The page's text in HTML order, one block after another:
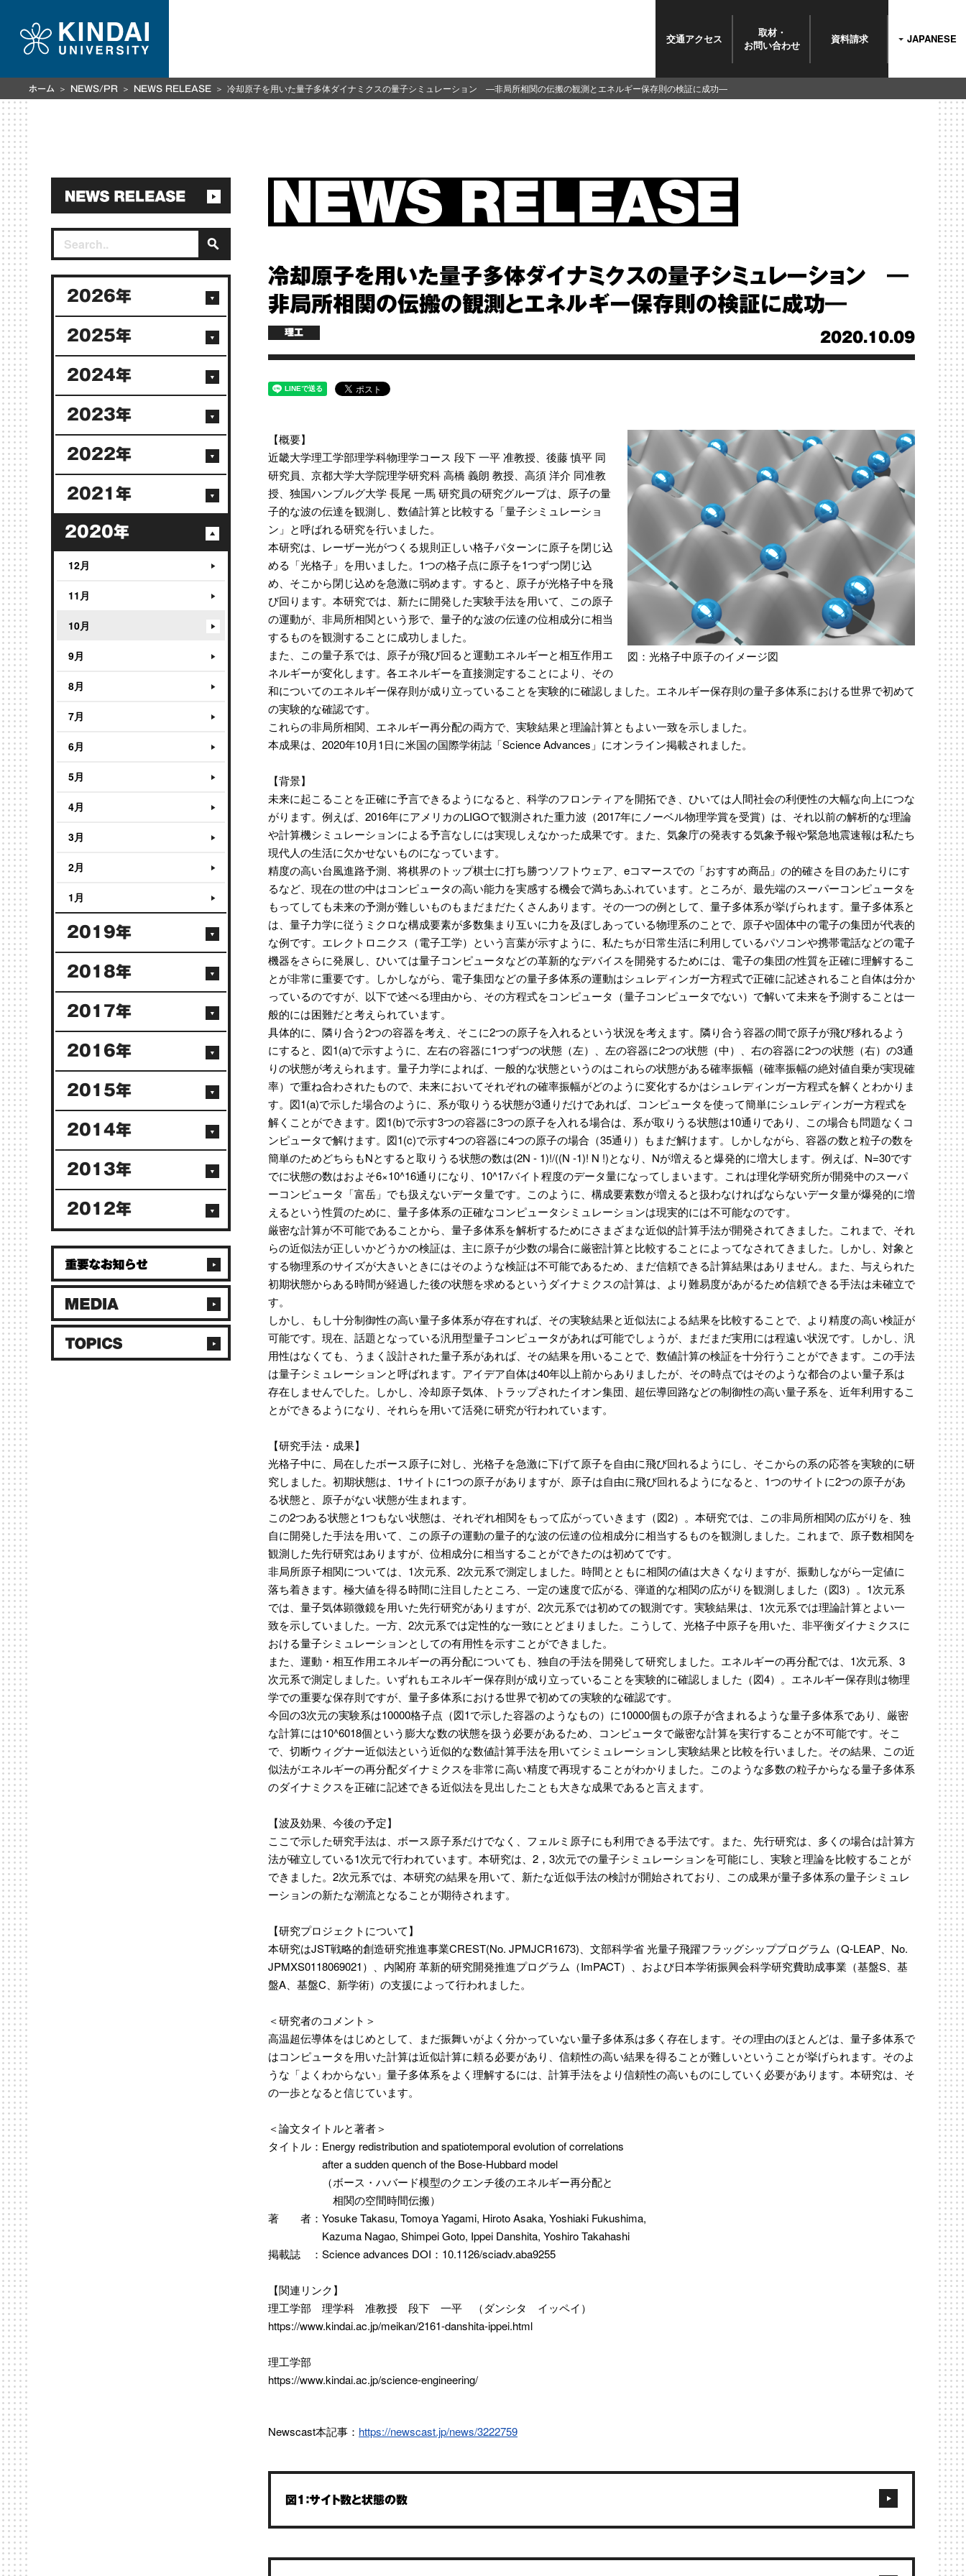
交通アクセス
取材・
お問い合わせ 資料請求 JAPANESE
ホーム NEWS/PR NEWS RELEASE 冷却原子を用いた量子多体ダイナミクスの量子シミュレーション ―非局所相関の伝搬の観測とエネルギー保存則の検証に成功―
冷却原子を用いた量子多体ダイナミクスの量子シミュレーション ―
非局所相関の伝搬の観測とエネルギー保存則の検証に成功―
2020.10.09
理工
図：光格子中原子のイメージ図
【概要】
近畿大学理工学部理学科物理学コース 段下 一平 准教授、後藤 慎平 同
研究員、京都大学大学院理学研究科 高橋 義朗 教授、高須 洋介 同准教
授、独国ハンブルグ大学 長尾 一馬 研究員の研究グループは、原子の量
子的な波の伝達を観測し、数値計算と比較する「量子シミュレーショ
ン」と呼ばれる研究を行いました。
本研究は、レーザー光がつくる規則正しい格子パターンに原子を閉じ込
める「光格子」を用いました。1つの格子点に原子を1つずつ閉じ込
め、そこから閉じ込めを急激に弱めます。すると、原子が光格子中を飛
び回ります。本研究では、新たに開発した実験手法を用いて、この原子
の運動が、非局所相関という形で、量子的な波の伝達の位相成分に相当
するものを観測することに成功しました。
また、この量子系では、原子が飛び回ると運動エネルギーと相互作用エ
ネルギーが変化します。各エネルギーを直接測定することにより、その
和についてのエネルギー保存則が成り立っていることを実験的に確認しました。エネルギー保存則の量子多体系における世界で初めて
の実験的な確認です。
これらの非局所相関、エネルギー再分配の両方で、実験結果と理論計算ともよい一致を示しました。
本成果は、2020年10月1日に米国の国際学術誌「Science Advances」にオンライン掲載されました。
【背景】
未来に起こることを正確に予言できるようになると、科学のフロンティアを開拓でき、ひいては人間社会の利便性の大幅な向上につな
がります。例えば、2016年にアメリカのLIGOで観測された重力波（2017年にノーベル物理学賞を受賞）は、それ以前の解析的な理論
や計算機シミュレーションによる予言なしには実現しえなかった成果です。また、気象庁の発表する気象予報や緊急地震速報は私たち
現代人の生活に欠かせないものになっています。
精度の高い台風進路予測、将棋界のトップ棋士に打ち勝つソフトウェア、eコマースでの「おすすめ商品」の的確さを目のあたりにす
るなど、現在の世の中はコンピュータの高い能力を実感する機会で満ちあふれています。ところが、最先端のスーパーコンピュータを
もってしても未来の予測が難しいものもまだまだたくさんあります。その一つの例として、量子多体系が挙げられます。量子多体系と
は、量子力学に従うミクロな構成要素が多数集まり互いに力を及ぼしあっている物理系のことで、原子や固体中の電子の集団が代表的
な例です。エレクトロニクス（電子工学）という言葉が示すように、私たちが日常生活に利用しているパソコンや携帯電話などの電子
機器をさらに発展し、ひいては量子コンピュータなどの革新的なデバイスを開発するためには、電子の集団の性質を正確に理解するこ
とが非常に重要です。しかしながら、電子集団などの量子多体系の運動はシュレディンガー方程式で正確に記述されること自体は分か
っているのですが、以下で述べる理由から、その方程式をコンピュータ（量子コンピュータでない）で解いて未来を予測することは一
般的には困難だと考えられています。
具体的に、隣り合う2つの容器を考え、そこに2つの原子を入れるという状況を考えます。隣り合う容器の間で原子が飛び移れるよう
にすると、図1(a)で示すように、左右の容器に1つずつの状態（左）、左の容器に2つの状態（中）、右の容器に2つの状態（右）の3通
りの状態が考えられます。量子力学によれば、一般的な状態というのはこれらの状態がある確率振幅（確率振幅の絶対値自乗が実現確
率）で重ね合わされたもので、未来においてそれぞれの確率振幅がどのように変化するかはシュレディンガー方程式を解くとわかりま
す。図1(a)で示した場合のように、系が取りうる状態が3通りだけであれば、コンピュータを使って簡単にシュレディンガー方程式を
解くことができます。図1(b)で示す3つの容器に3つの原子を入れる場合は、系が取りうる状態は10通りであり、この場合も問題なくコ
ンピュータで解けます。図1(c)で示す4つの容器に4つの原子の場合（35通り）もまだ解けます。しかしながら、容器の数と粒子の数を
簡単のためどちらもNとすると取りうる状態の数は(2N - 1)!/((N -1)! N !)となり、Nが増えると爆発的に増大します。例えば、N=30です
でに状態の数はおよそ6×10^16通りになり、10^17バイト程度のデータ量になってしまいます。これは理化学研究所が開発中のスーパ
ーコンピュータ「富岳」でも扱えないデータ量です。このように、構成要素数が増えると扱わなければならないデータ量が爆発的に増
えるという性質のために、量子多体系の正確なコンピュータシミュレーションは現実的には不可能なのです。
厳密な計算が不可能であることから、量子多体系を解析するためにさまざまな近似的計算手法が開発されてきました。これまで、それ
らの近似法が正しいかどうかの検証は、主に原子が少数の場合に厳密計算と比較することによってなされてきました。しかし、対象と
する物理系のサイズが大きいときにはそのような検証は不可能であるため、まだ信頼できる計算結果はありません。また、与えられた
初期状態からある時間が経過した後の状態を求めるというダイナミクスの計算は、より難易度があがるため信頼できる手法は未確立で
す。
しかし、もし十分制御性の高い量子多体系が存在すれば、その実験結果と近似法による結果を比較することで、より精度の高い検証が
可能です。現在、話題となっている汎用型量子コンピュータがあれば可能でしょうが、まだまだ実用には程遠い状況です。しかし、汎
用性はなくても、うまく設計された量子系があれば、その結果を用いることで、数値計算の検証を十分行うことができます。この手法
は量子シミュレーションと呼ばれます。アイデア自体は40年以上前からありましたが、その時点ではそのような都合のよい量子系は
存在しませんでした。しかし、冷却原子気体、トラップされたイオン集団、超伝導回路などの制御性の高い量子系を、近年利用するこ
とができるようになり、それらを用いて活発に研究が行われています。
【研究手法・成果】
光格子中に、局在したボース原子に対し、光格子を急激に下げて原子を自由に飛び回れるようにし、そこからの系の応答を実験的に研
究しました。初期状態は、1サイトに1つの原子がありますが、原子は自由に飛び回れるようになると、1つのサイトに2つの原子があ
る状態と、原子がない状態が生まれます。
この2つある状態と1つもない状態は、それぞれ相関をもって広がっていきます（図2）。本研究では、この非局所相関の広がりを、独
自に開発した手法を用いて、この原子の運動の量子的な波の伝達の位相成分に相当するものを観測しました。これまで、原子数相関を
観測した先行研究はありますが、位相成分に相当することができたのは初めてです。
非局所原子相関については、1次元系、2次元系で測定しました。時間とともに相関の値は大きくなりますが、振動しながら一定値に
落ち着きます。極大値を得る時間に注目したところ、一定の速度で広がる、弾道的な相関の広がりを観測しました（図3）。1次元系
では、量子気体顕微鏡を用いた先行研究がありますが、2次元系では初めての観測です。実験結果は、1次元系では理論計算とよい一
致を示していました。一方、2次元系では定性的な一致にとどまりました。こうして、光格子中原子を用いた、非平衡ダイナミクスに
おける量子シミュレーションとしての有用性を示すことができました。
また、運動・相互作用エネルギーの再分配についても、独自の手法を開発して研究しました。エネルギーの再分配では、1次元系、3
次元系で測定しました。いずれもエネルギー保存則が成り立っていることを実験的に確認しました（図4）。エネルギー保存則は物理
学での重要な保存則ですが、量子多体系における世界で初めての実験的な確認です。
今回の3次元の実験系は10000格子点（図1で示した容器のようなもの）に10000個もの原子が含まれるような量子多体系であり、厳密
な計算には10^6018個という膨大な数の状態を扱う必要があるため、コンピュータで厳密な計算を実行することが不可能です。そこ
で、切断ウィグナー近似法という近似的な数値計算手法を用いてシミュレーションし実験結果と比較を行いました。その結果、この近
似法がエネルギーの再分配ダイナミクスを非常に高い精度で再現することがわかりました。このような多数の粒子からなる量子多体系
のダイナミクスを正確に記述できる近似法を見出したことも大きな成果であると言えます。
【波及効果、今後の予定】
ここで示した研究手法は、ボース原子系だけでなく、フェルミ原子にも利用できる手法です。また、先行研究は、多くの場合は計算方
法が確立している1次元で行われています。本研究は、2，3次元での量子シミュレーションを可能にし、実験と理論を比較することが
できました。2次元系では、本研究の結果を用いて、新たな近似手法の検討が開始されており、この成果が量子多体系の量子シミュレ
ーションの新たな潮流となることが期待されます。
【研究プロジェクトについて】
本研究はJST戦略的創造研究推進事業CREST(No. JPMJCR1673)、文部科学省 光量子飛躍フラッグシッププログラム（Q-LEAP、No.
JPMXS0118069021）、内閣府 革新的研究開発推進プログラム（ImPACT）、および日本学術振興会科学研究費助成事業（基盤S、基
盤A、基盤C、新学術）の支援によって行われました。
＜研究者のコメント＞
高温超伝導体をはじめとして、まだ振舞いがよく分かっていない量子多体系は多く存在します。その理由のほとんどは、量子多体系で
はコンピュータを用いた計算は近似計算に頼る必要があり、信頼性の高い結果を得ることが難しいということが挙げられます。そのよ
うな「よくわからない」量子多体系をよく理解するには、計算手法をより信頼性の高いものにしていく必要があります。本研究は、そ
の一歩となると信じています。
＜論文タイトルと著者＞
タイトル：Energy redistribution and spatiotemporal evolution of correlations
after a sudden quench of the Bose-Hubbard model
（ボース・ハバード模型のクエンチ後のエネルギー再分配と
相関の空間時間伝搬）
著 者：Yosuke Takasu, Tomoya Yagami, Hiroto Asaka, Yoshiaki Fukushima,
Kazuma Nagao, Shimpei Goto, Ippei Danshita, Yoshiro Takahashi
掲載誌 ：Science advances DOI：10.1126/sciadv.aba9255
【関連リンク】
理工学部 理学科 准教授 段下 一平 （ダンシタ イッペイ）
https://www.kindai.ac.jp/meikan/2161-danshita-ippei.html
理工学部
https://www.kindai.ac.jp/science-engineering/
Newscast本記事： https://newscast.jp/news/3222759
図1：サイト数と状態の数
2026年
2025年
2024年
2023年
2022年
2021年
2020年
12月
11月
10月
9月
8月
7月
6月
5月
4月
3月
2月
1月
2019年
2018年
2017年
2016年
2015年
2014年
2013年
2012年